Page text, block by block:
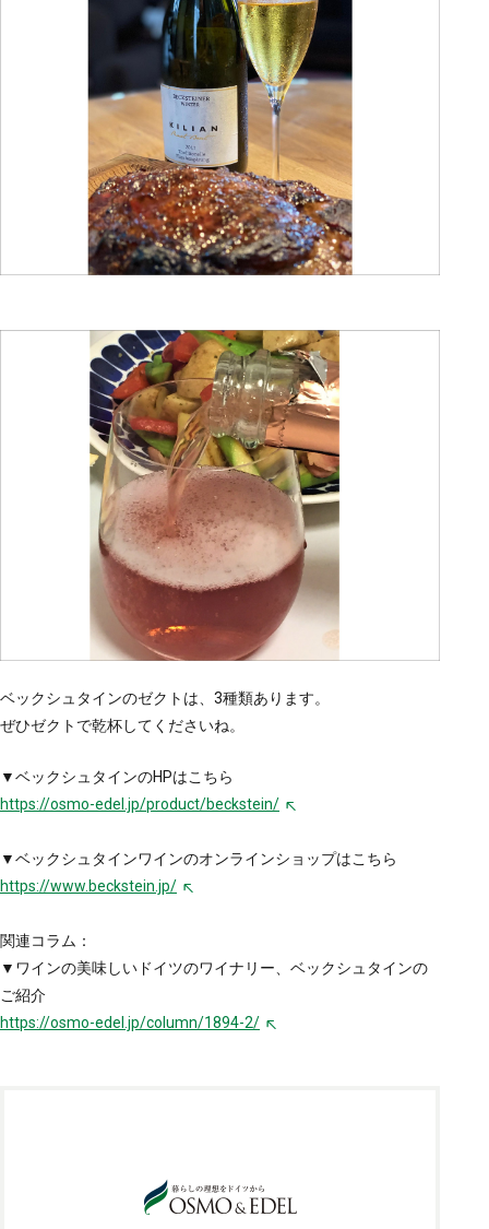
ベックシュタインのゼクトは、3種類あります。
ぜひゼクトで乾杯してくださいね。
▼ベックシュタインのHPはこちら
https://osmo-edel.jp/product/beckstein/
▼ベックシュタインワインのオンラインショップはこちら
https://www.beckstein.jp/
関連コラム：
▼ワインの美味しいドイツのワイナリー、ベックシュタインの
ご紹介
https://osmo-edel.jp/column/1894-2/